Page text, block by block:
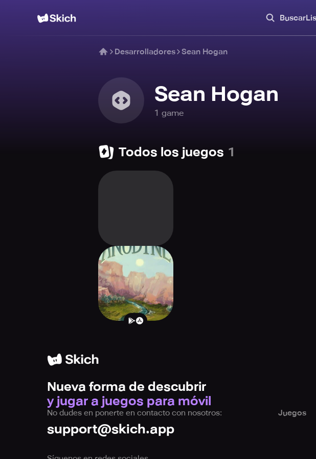
Buscar
Desarrolladores Sean Hogan
Sean Hogan
1 game
Todos los juegos 1
Anodyne
Nueva forma de descubrir
y jugar a juegos para móvil
No dudes en ponerte en contacto con nosotros:
support@skich.app
Juegos